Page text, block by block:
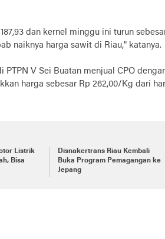
dan kernel minggu ini turun
naiknya harga sawit di Riau," katanya.
V Sei Buatan menjual CPO
harga sebesar Rp 262,00/Kg dari
Listrik
Bisa
Disnakertrans Riau Kembali
Buka Program Pemagangan ke
Jepang